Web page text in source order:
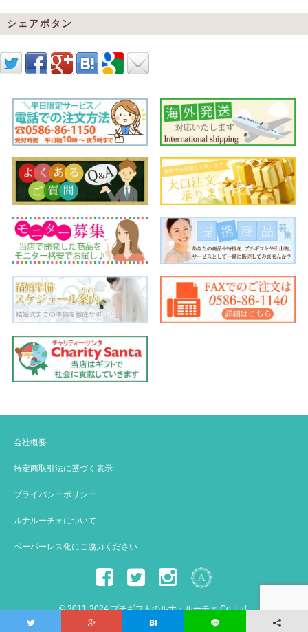
シェアボタン
会社概要
特定商取引法に基づく表示
プライバシーポリシー
ルナルーチェについて
ペーパーレス化にご協力ください
© 2011-2024 プチギフトのルナ・ルーチェ Co.,Ltd.